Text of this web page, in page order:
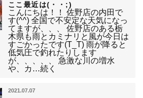
ここ最近は(・・;)
こんにちは！！ 佐野店の内田で
す(^^) 全国で不安定な天気になっ
てますが、、、 佐野店のある栃
木県も雨とカミナリと風が今日は
すごかったです(T_T) 雨が降ると
低気圧で釣れたりします
が、、、、、 急激な川の増水
や、カ…続く
2021.07.07